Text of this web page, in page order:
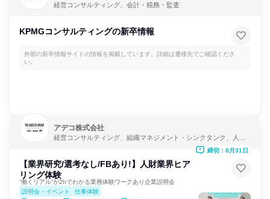
経営コンサルティング、会計・税務・監査
KPMGコンサルティングの新卒情報
外部の新卒情報サイトの情報を掲載しています。詳細は遷移先でご確認くださ
い。
アデコ株式会社
経営コンサルティング、組織マネジメント・シンクタンク、人
【業界研究/選考なし/FBあり!】人財業界ヒア
リング体験
“働くリアル”が2hでわかる業務体験ワークあり企業説明会
説明会・イベント
仕事体験
締切：8月31日